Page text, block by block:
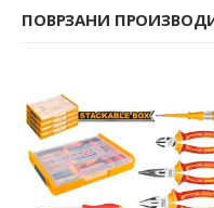
ПОВРЗАНИ